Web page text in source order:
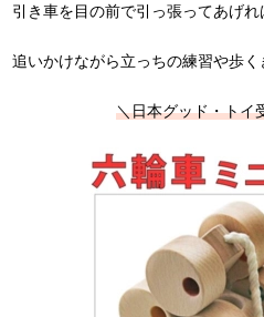
引き車を目の前で引っ張ってあげれ
追いかけながら立っちの練習や歩く
＼日本グッド・トイ